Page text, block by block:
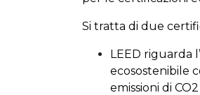
Si tratta di due
LEED riguarda
ecosostenibile
emissioni di